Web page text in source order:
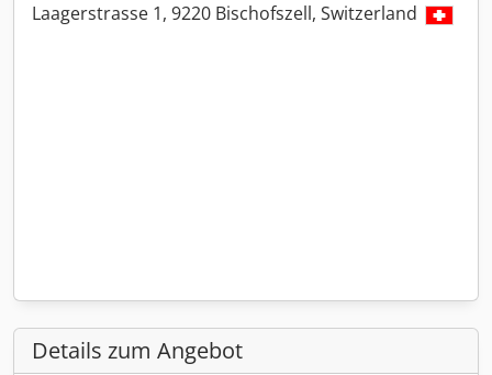
Laagerstrasse 1, 9220 Bischofszell, Switzerland
Details zum Angebot